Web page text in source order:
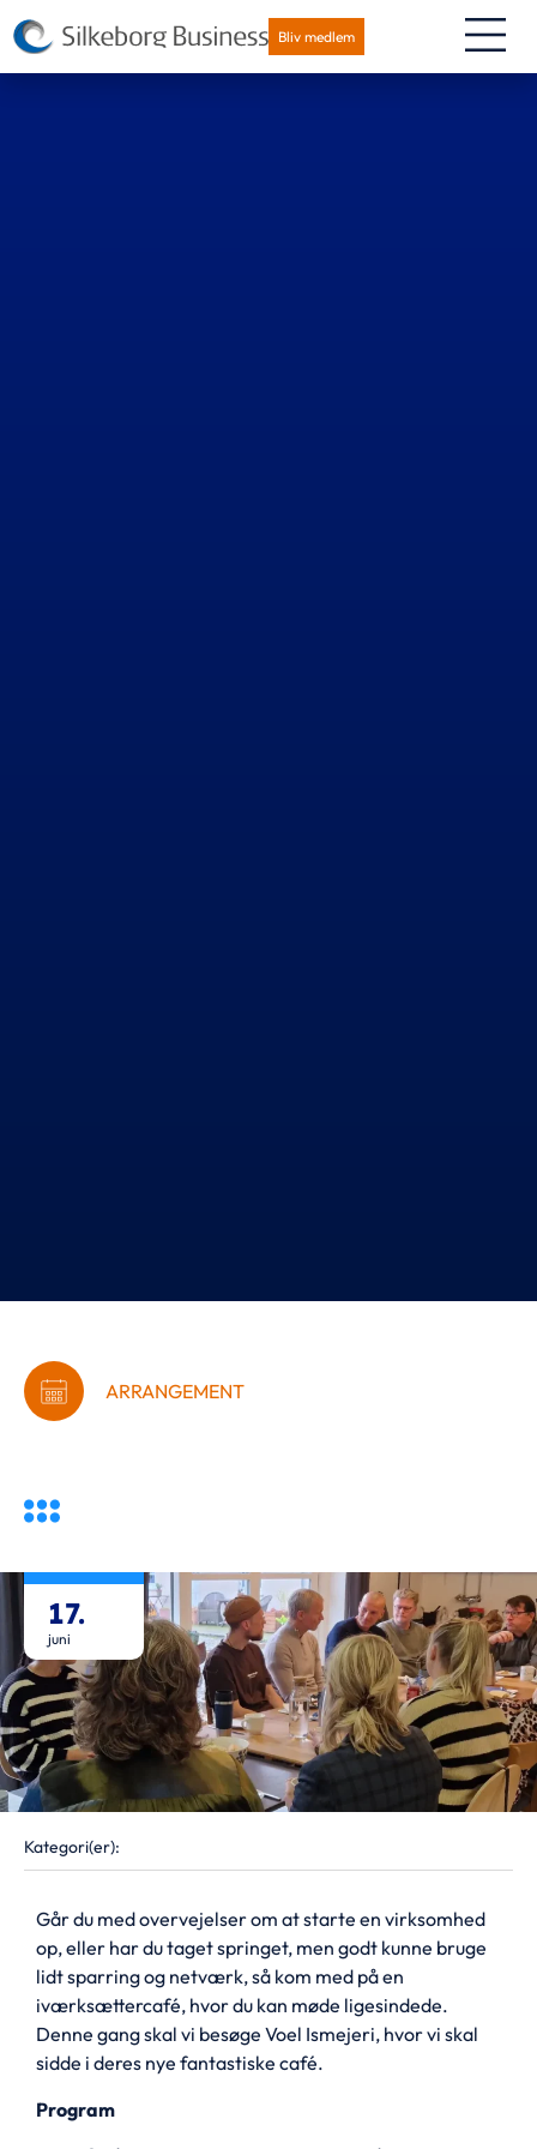
Bliv medlem
ARRANGEMENT
17.
juni
Kategori(er):
Går du med overvejelser om at starte en virksomhed
op, eller har du taget springet, men godt kunne bruge
lidt sparring og netværk, så kom med på en
iværksættercafé, hvor du kan møde ligesindede.
Denne gang skal vi besøge Voel Ismejeri, hvor vi skal
sidde i deres nye fantastiske café.
Program